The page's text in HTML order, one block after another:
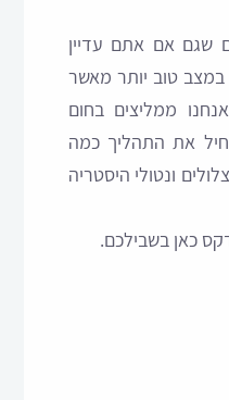
שגם אם אתם עדיין
טוב יותר מאשר
אנחנו ממליצים בחום
את התהליך כמה
ונטולי היסטריה
כאן בשבילכם.